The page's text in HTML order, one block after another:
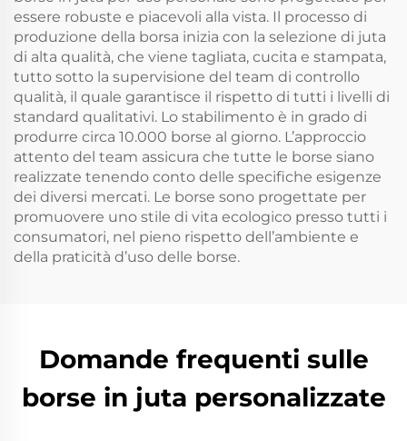
essere robuste e piacevoli alla vista. Il processo di
produzione della borsa inizia con la selezione di juta
di alta qualità, che viene tagliata, cucita e stampata,
tutto sotto la supervisione del team di controllo
qualità, il quale garantisce il rispetto di tutti i livelli di
standard qualitativi. Lo stabilimento è in grado di
produrre circa 10.000 borse al giorno. L’approccio
attento del team assicura che tutte le borse siano
realizzate tenendo conto delle specifiche esigenze
dei diversi mercati. Le borse sono progettate per
promuovere uno stile di vita ecologico presso tutti i
consumatori, nel pieno rispetto dell’ambiente e
della praticità d’uso delle borse.
Domande frequenti sulle
borse in juta personalizzate